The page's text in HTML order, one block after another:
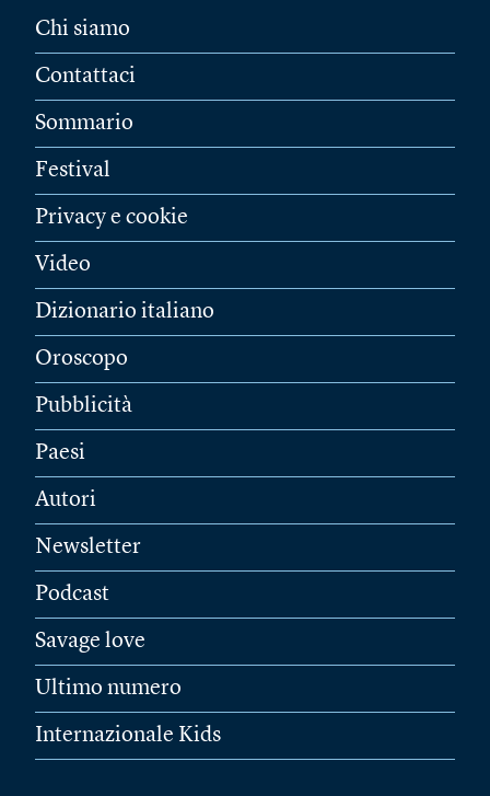
Chi siamo
Contattaci
Sommario
Festival
Privacy e cookie
Video
Dizionario italiano
Oroscopo
Pubblicità
Paesi
Autori
Newsletter
Podcast
Savage love
Ultimo numero
Internazionale Kids